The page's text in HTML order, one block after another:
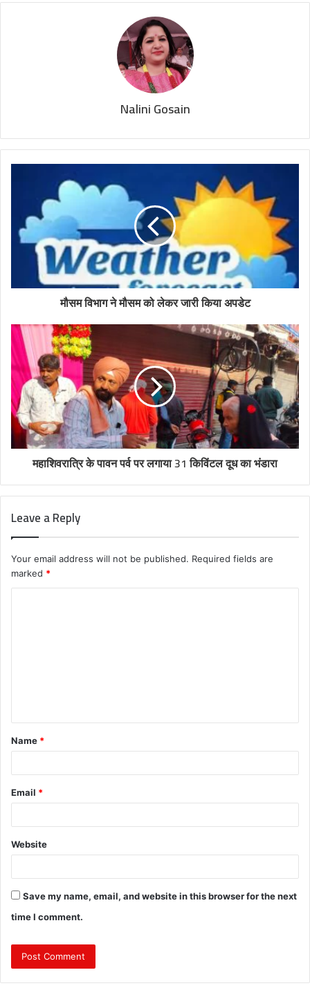
Nalini Gosain
मौसम विभाग ने मौसम को लेकर जारी किया अपडेट
महाशिवरात्रि के पावन पर्व पर लगाया 31 किविंटल दूध का भंडारा
Leave a Reply
Your email address will not be published. Required fields are
marked *
t
*
Name *
Email *
Website
Save my name, email, and website in this browser for the next
time I comment.